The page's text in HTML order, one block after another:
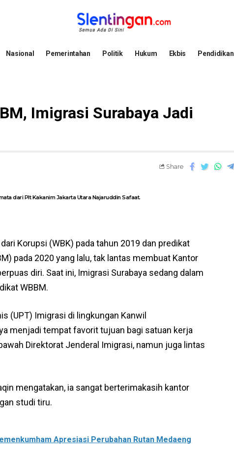
Nasional Pemerintahan Politik Hukum Ekbis Pendidikan
Imigrasi Surabaya Jadi
Share
dari Plt Kakanim Jakarta Utara Najaruddin Safaat.
Korupsi (WBK) pada tahun 2019 dan predikat
pada 2020 yang lalu, tak lantas membuat Kantor
diri. Saat ini, Imigrasi Surabaya sedang dalam
WBBM.
(UPT) Imigrasi di lingkungan Kanwil
menjadi tempat favorit tujuan bagi satuan kerja
Direktorat Jenderal Imigrasi, namun juga lintas
mengatakan, ia sangat berterimakasih kantor
studi tiru.
Apresiasi Perubahan Rutan Medaeng